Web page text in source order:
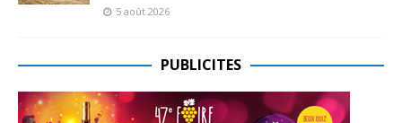
5 août 2026
PUBLICITES